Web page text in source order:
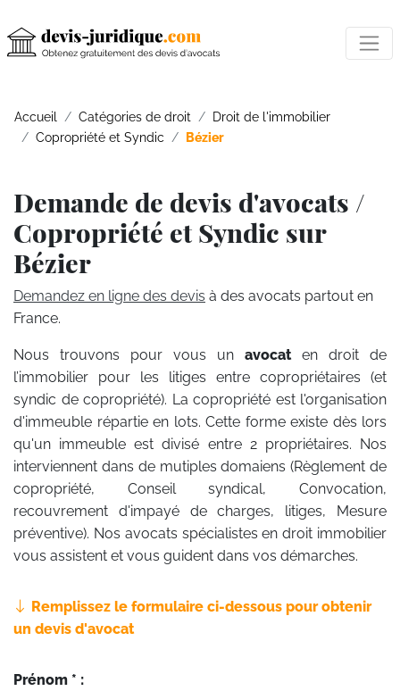
Accueil Catégories de droit
Droit de l'immobilier
Copropriété et Syndic
Bézier
Demande de devis d'avocats /
Copropriété et Syndic sur
Bézier
Demandez en ligne des devis à des avocats partout en
France.
Nous trouvons pour vous un avocat en droit de
l’immobilier pour les litiges entre copropriétaires (et
syndic de copropriété). La copropriété est l'organisation
d'immeuble répartie en lots. Cette forme existe dès lors
qu'un immeuble est divisé entre 2 propriétaires. Nos
interviennent dans de mutiples domaiens (Règlement de
copropriété, Conseil syndical, Convocation,
recouvrement d'impayé de charges, litiges, Mesure
préventive). Nos avocats spécialistes en droit immobilier
vous assistent et vous guident dans vos démarches.
Remplissez le formulaire ci-dessous pour obtenir
un devis d'avocat
Prénom * :